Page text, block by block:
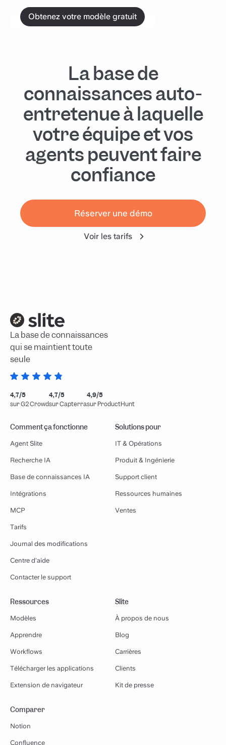
Obtenez votre modèle gratuit
La base de
connaissances auto-
entretenue à laquelle
votre équipe et vos
agents peuvent faire
confiance
Réserver une démo
Voir les tarifs
La base de connaissances
qui se maintient toute
seule
4,7/5
sur G2 Crowd
4,7/5
sur Capterra
4,9/5
sur ProductHunt
Comment ça fonctionne
Agent Slite
Recherche IA
Base de connaissances IA
Intégrations
MCP
Tarifs
Journal des modifications
Centre d'aide
Contacter le support
Solutions pour
IT & Opérations
Produit & Ingénierie
Support client
Ressources humaines
Ventes
Ressources
Modèles
Apprendre
Workflows
Télécharger les applications
Extension de navigateur
Slite
À propos de nous
Blog
Carrières
Clients
Kit de presse
Comparer
Notion
Confluence